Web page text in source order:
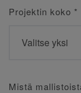
Projektin koko *
Mistä